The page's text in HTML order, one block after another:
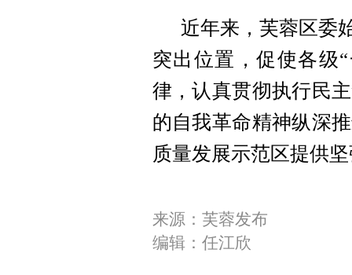
近年来，芙蓉区委
突出位置，促使各级
律，认真贯彻执行民
的自我革命精神纵深
质量发展示范区提供
来源：芙蓉发布
编辑：任江欣